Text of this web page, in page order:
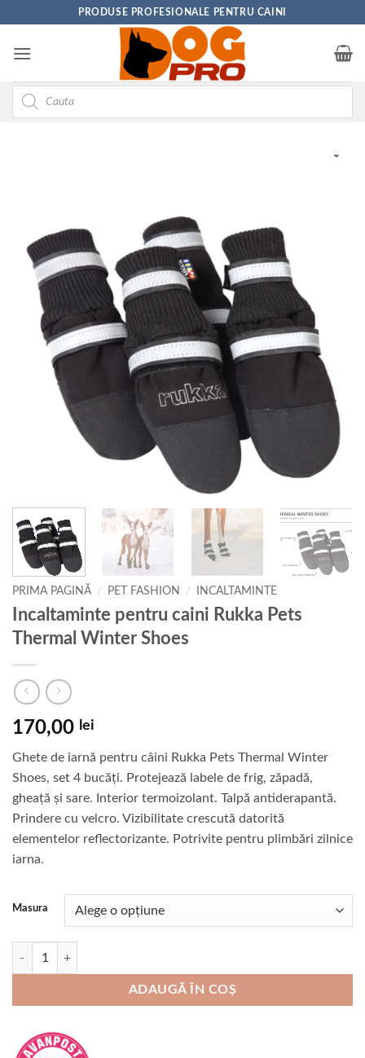
content
PRODUSE PROFESIONALE PENTRU CAINI
Products
search
PRIMA PAGINĂ / PET FASHION / INCALTAMINTE
Incaltaminte pentru caini Rukka Pets
Thermal Winter Shoes
170,00 lei
Ghete de iarnă pentru câini Rukka Pets Thermal Winter
Shoes, set 4 bucăți. Protejează labele de frig, zăpadă,
gheață și sare. Interior termoizolant. Talpă antiderapantă.
Prindere cu velcro. Vizibilitate crescută datorită
elementelor reflectorizante. Potrivite pentru plimbări zilnice
iarna.
Masura
Cantitate Incaltaminte pentru caini Rukka Pets Thermal Winter Shoes
ADAUGĂ ÎN COȘ